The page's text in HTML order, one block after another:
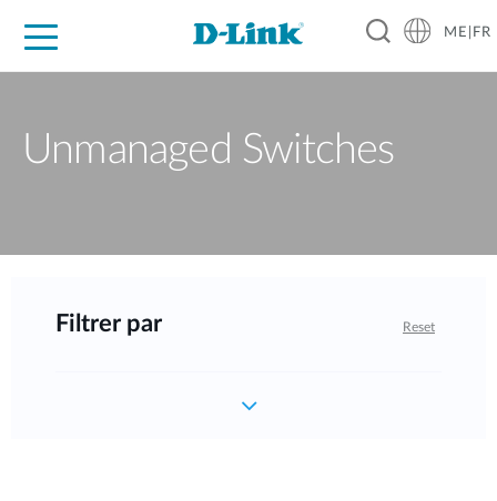
ME|FR
Unmanaged Switches
Filtrer par Reset